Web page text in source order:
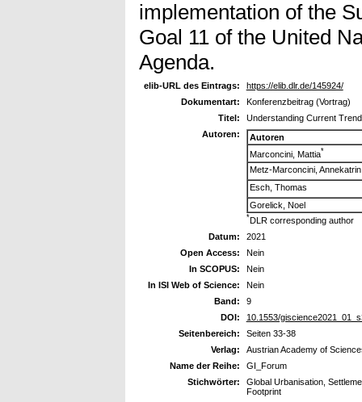
implementation of the
Goal 11 of the United
Agenda.
elib-URL des Eintrags:
https://elib.dlr.de/145924/
Dokumentart:
Konferenzbeitrag (Vortrag)
Titel:
Understanding Current
Autoren:
Autoren
Marconcini, Mattia*
Metz-Marconcini, Annekatrin
Esch, Thomas
Gorelick, Noel
*DLR corresponding author
Datum:
2021
Open Access:
Nein
In SCOPUS:
Nein
In ISI Web of Science:
Nein
Band:
9
DOI:
10.1553/
Seitenbereich:
Seiten 33-38
Verlag:
Austrian Academy of
Name der Reihe:
GI_Forum
Stichwörter:
Global Urbanisation,
Footprint